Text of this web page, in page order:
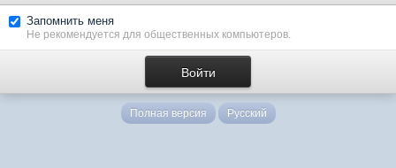
Запомнить меня
Не рекомендуется для общественных компьютеров.
Полная версия Русский